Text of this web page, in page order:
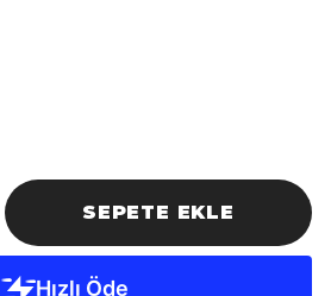
SEPETE EKLE